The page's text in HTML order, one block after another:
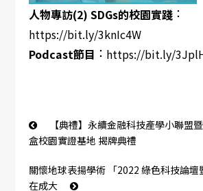
人物專訪(2) SDGs的校園實踐 ：
https://bit.ly/3knIc4W
Podcast節目 ： https://bit.ly/
【典禮】永續金融科技產學小聯盟
盒校園實證基地 揭牌典禮
關懷地球表揚學術 「2022 綠色科技論壇
在成大